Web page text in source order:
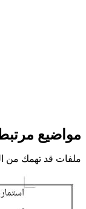
مواضيع
ملفات قد تهمك من